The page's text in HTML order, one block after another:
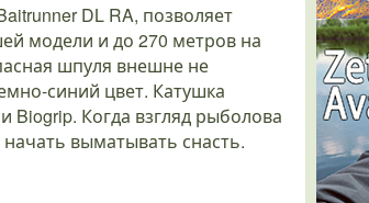
DL RA, позволяет
модели и до 270 метров на
шпуля внешне не
синий цвет. Катушка
Когда взгляд рыболова
выматывать снасть.